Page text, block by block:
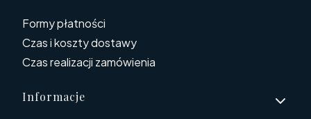
Formy płatności
Czas i koszty dostawy
Czas realizacji zamówienia
Informacje